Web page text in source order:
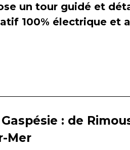
un tour guidé et
100% électrique et
: de
Mer